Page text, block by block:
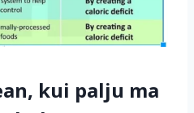
kui palju ma